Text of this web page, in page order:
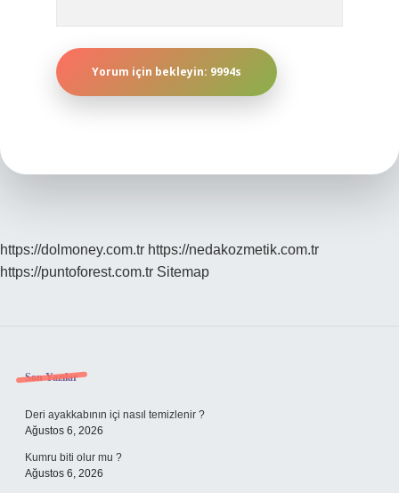
https://dolmoney.com.tr https://nedakozmetik.com.tr
https://puntoforest.com.tr Sitemap
Sidebar
Son Yazılar
Deri ayakkabının içi nasıl temizlenir ?
Ağustos 6, 2026
Kumru biti olur mu ?
Ağustos 6, 2026